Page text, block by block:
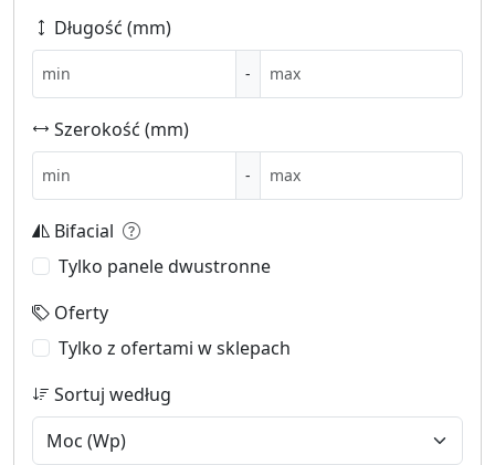
Długość (mm)
-
Szerokość (mm)
-
Bifacial
Tylko panele dwustronne
Oferty
Tylko z ofertami w sklepach
Sortuj według